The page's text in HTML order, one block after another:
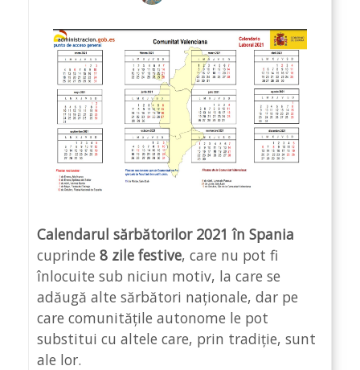
Calendarul sărbătorilor 2021 în Spania
cuprinde 8 zile festive, care nu pot fi
înlocuite sub niciun motiv, la care se
adăugă alte sărbători naționale, dar pe
care comunitățile autonome le pot
substitui cu altele care, prin tradiție, sunt
ale lor.